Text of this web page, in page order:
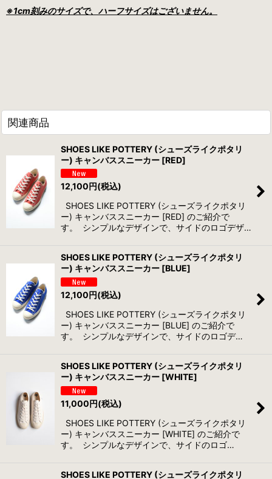
※1cm刻みのサイズで、ハーフサイズはございません。
関連商品
SHOES LIKE POTTERY (シューズライクポタリ
ー) キャンバススニーカー [RED]
12,100円(税込)
SHOES LIKE POTTERY (シューズライクポタリ
ー) キャンバススニーカー [RED] のご紹介で
す。 シンプルなデザインで、サイドのロゴデザ…
SHOES LIKE POTTERY (シューズライクポタリ
ー) キャンバススニーカー [BLUE]
12,100円(税込)
SHOES LIKE POTTERY (シューズライクポタリ
ー) キャンバススニーカー [BLUE] のご紹介で
す。 シンプルなデザインで、サイドのロゴデ…
SHOES LIKE POTTERY (シューズライクポタリ
ー) キャンバススニーカー [WHITE]
11,000円(税込)
SHOES LIKE POTTERY (シューズライクポタリ
ー) キャンバススニーカー [WHITE] のご紹介で
す。 シンプルなデザインで、サイドのロゴ…
SHOES LIKE POTTERY (シューズライクポタリ